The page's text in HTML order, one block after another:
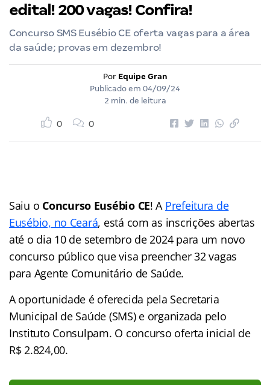
edital! 200 vagas! Confira!
Concurso SMS Eusébio CE oferta vagas para a área
da saúde; provas em dezembro!
Por Equipe Gran
Publicado em 04/09/24
2 min. de leitura
0 0
Saiu o Concurso Eusébio CE! A Prefeitura de
Eusébio, no Ceará, está com as inscrições abertas
até o dia 10 de setembro de 2024 para um novo
concurso público que visa preencher 32 vagas
para Agente Comunitário de Saúde.
A oportunidade é oferecida pela Secretaria
Municipal de Saúde (SMS) e organizada pelo
Instituto Consulpam. O concurso oferta inicial de
R$ 2.824,00.